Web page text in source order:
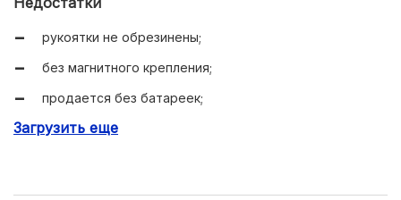
рукоятки не обрезинены;
без магнитного крепления;
продается без батареек;
нет пульта д/у.
Загрузить еще